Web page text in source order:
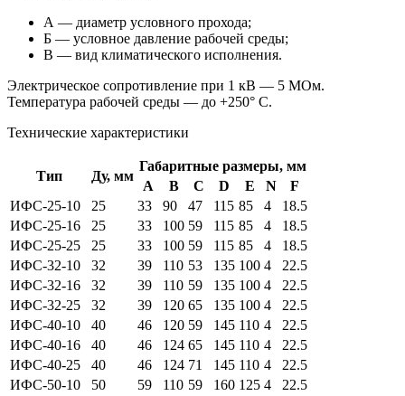
А — диаметр условного прохода;
Б — условное давление рабочей среды;
В — вид климатического исполнения.
Электрическое сопротивление при 1 кВ — 5 МОм.
Температура рабочей среды — до +250° С.
Технические характеристики
Тип Ду, мм
Габаритные размеры, мм
А
В С D Е N
F
ИФС-25-10
25 33 90 47 115 85 4
18.5
ИФС-25-16
25 33 100 59 115 85 4
18.5
ИФС-25-25
25 33 100 59 115 85 4
18.5
ИФС-32-10
32 39 110 53 135 100 4
22.5
ИФС-32-16
32 39 110 59 135 100 4
22.5
ИФС-32-25
32 39 120 65 135 100 4
22.5
ИФС-40-10
40 46 120 59 145 110 4
22.5
ИФС-40-16
40 46 124 65 145 110 4
22.5
ИФС-40-25
40 46 124 71 145 110 4
22.5
ИФС-50-10
50 59 110 59 160 125 4
22.5